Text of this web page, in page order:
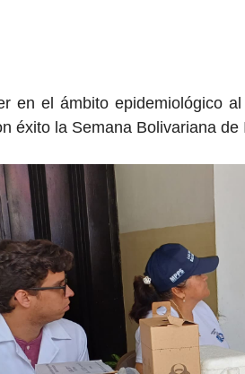
en el ámbito epidemiológico
éxito la Semana Bolivariana